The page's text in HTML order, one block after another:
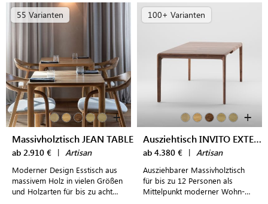
55 Varianten
+
Massivholztisch JEAN TABLE
ab 2.910 € | Artisan
Moderner Design Esstisch aus
massivem Holz in vielen Größen
und Holzarten für bis zu acht
100+ Varianten
+
Ausziehtisch INVITO EXTENSION TABLE
ab 4.380 € | Artisan
Ausziehbarer Massivholztisch
für bis zu 12 Personen als
Mittelpunkt moderner Wohn-